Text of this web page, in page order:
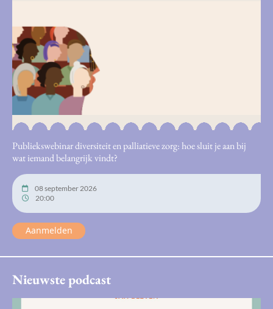
Publiekswebinar diversiteit en palliatieve zorg: hoe sluit je aan bij
wat iemand belangrijk vindt?
08 september 2026
20:00
Aanmelden
Nieuwste podcast